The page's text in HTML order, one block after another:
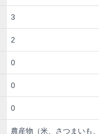
3
2
0
0
0
農産物（米、さつまいも